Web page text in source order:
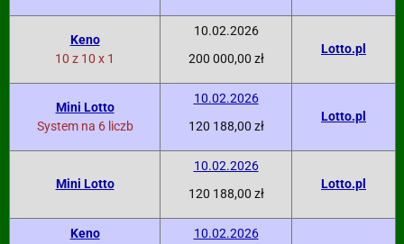
Keno
10 z 10 x 1
10.02.2026
200 000,00 zł
Lotto.pl
Mini Lotto
System na 6 liczb
10.02.2026
120 188,00 zł
Lotto.pl
Mini Lotto
10.02.2026
120 188,00 zł
Lotto.pl
Keno
10.02.2026